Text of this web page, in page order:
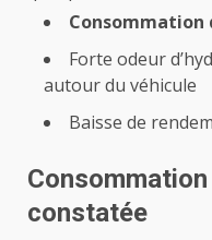
Consommation
Forte odeur
autour du véhicule
Baisse de
constatée